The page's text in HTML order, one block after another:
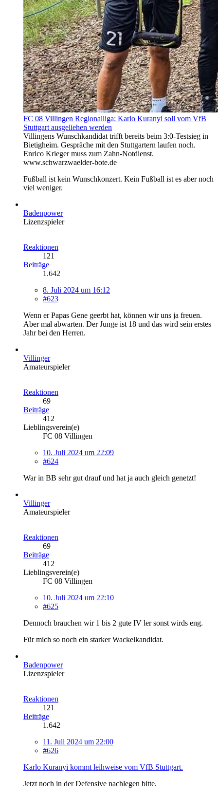
FC 08 Villingen Regionalliga: Karlo Kuranyi soll vom VfB
Stuttgart ausgeliehen werden
Villingens Wunschkandidat trifft bereits beim 3:0-Testsieg in
Bietigheim. Gespräche mit den Stuttgartern laufen noch.
Enrico Krieger muss zum Zahn-Notdienst.
www.schwarzwaelder-bote.de
Fußball ist kein Wunschkonzert. Kein Fußball ist es aber noch
viel weniger.
Badenpower
Lizenzspieler
Reaktionen
121
Beiträge
1.642
8. Juli 2024 um 16:12
#623
Wenn er Papas Gene geerbt hat, können wir uns ja freuen.
Aber mal abwarten. Der Junge ist 18 und das wird sein erstes
Jahr bei den Herren.
Villinger
Amateurspieler
Reaktionen
69
Beiträge
412
Lieblingsverein(e)
FC 08 Villingen
10. Juli 2024 um 22:09
#624
War in BB sehr gut drauf und hat ja auch gleich genetzt!
Villinger
Amateurspieler
Reaktionen
69
Beiträge
412
Lieblingsverein(e)
FC 08 Villingen
10. Juli 2024 um 22:10
#625
Dennoch brauchen wir 1 bis 2 gute IV ler sonst wirds eng.
Für mich so noch ein starker Wackelkandidat.
Badenpower
Lizenzspieler
Reaktionen
121
Beiträge
1.642
11. Juli 2024 um 22:00
#626
Karlo Kuranyi kommt leihweise vom VfB Stuttgart.
Jetzt noch in der Defensive nachlegen bitte.